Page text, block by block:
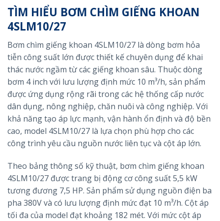
TÌM HIỂU BƠM CHÌM GIẾNG KHOAN
4SLM10/27
Bơm chìm giếng khoan 4SLM10/27 là dòng bơm hỏa
tiễn công suất lớn được thiết kế chuyên dụng để khai
thác nước ngầm từ các giếng khoan sâu. Thuộc dòng
bơm 4 inch với lưu lượng định mức 10 m³/h, sản phẩm
được ứng dụng rộng rãi trong các hệ thống cấp nước
dân dụng, nông nghiệp, chăn nuôi và công nghiệp. Với
khả năng tạo áp lực mạnh, vận hành ổn định và độ bền
cao, model 4SLM10/27 là lựa chọn phù hợp cho các
công trình yêu cầu nguồn nước liên tục và cột áp lớn.
Theo bảng thông số kỹ thuật, bơm chìm giếng khoan
4SLM10/27 được trang bị động cơ công suất 5,5 kW
tương đương 7,5 HP. Sản phẩm sử dụng nguồn điện ba
pha 380V và có lưu lượng định mức đạt 10 m³/h. Cột áp
tối đa của model đạt khoảng 182 mét. Với mức cột áp